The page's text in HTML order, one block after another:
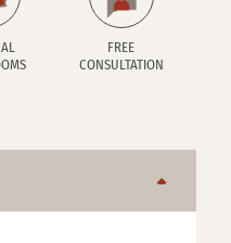
FREE
CONSULTATION